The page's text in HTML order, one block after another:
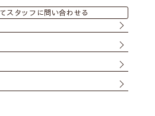
スタッフに問い合わせる